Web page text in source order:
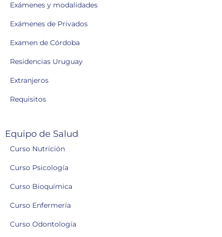
Exámenes y modalidades
Exámenes de Privados
Examen de Córdoba
Residencias Uruguay
Extranjeros
Requisitos
Equipo de Salud
Curso Nutrición
Curso Psicología
Curso Bioquímica
Curso Enfermería
Curso Odontología